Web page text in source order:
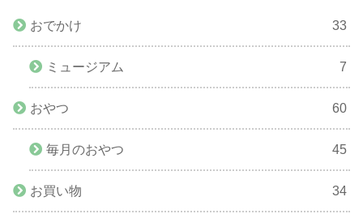
おでかけ 33
ミュージアム 7
おやつ 60
毎月のおやつ 45
お買い物 34